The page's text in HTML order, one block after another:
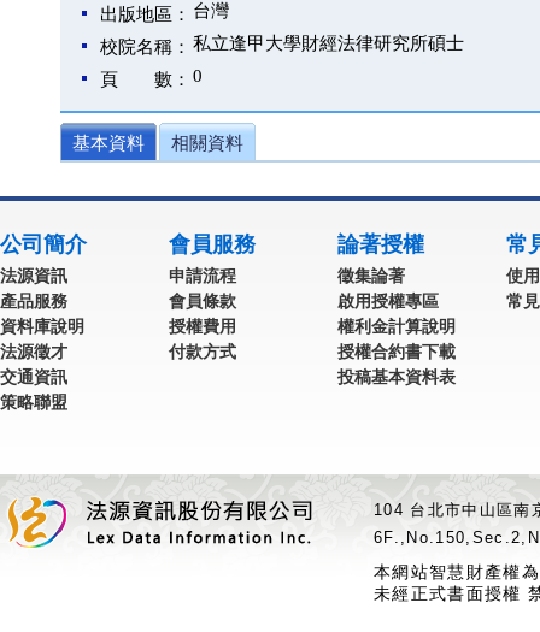
出版地區： 台灣
校院名稱： 私立逢甲大學財經法律研究所碩士
頁 數： 0
基本資料 相關資料
公司簡介
法源資訊
產品服務
資料庫說明
法源徵才
交通資訊
策略聯盟
會員服務
申請流程
會員條款
授權費用
付款方式
論著授權
徵集論著
啟用授權專區
權利金計算說明
授權合約書下載
投稿基本資料表
常
使
常
104 台北市中山區
本網站智慧財產權
未經正式書面授權